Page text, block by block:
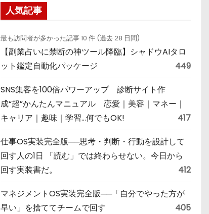
人気記事
最も訪問者が多かった記事 10 件 (過去 28 日間)
【副業占いに禁断の神ツール降臨】シャドウAIタロ
ット鑑定自動化パッケージ
449
SNS集客を100倍パワーアップ 診断サイト作
成“超”かんたんマニュアル 恋愛｜美容｜マネー｜
キャリア｜趣味｜学習…何でもOK!
417
仕事OS実装完全版──思考・判断・行動を設計して
回す人の1日 「読む」では終わらせない。今日から
回す実装書だ。
412
マネジメントOS実装完全版──「自分でやった方が
早い」を捨ててチームで回す
405